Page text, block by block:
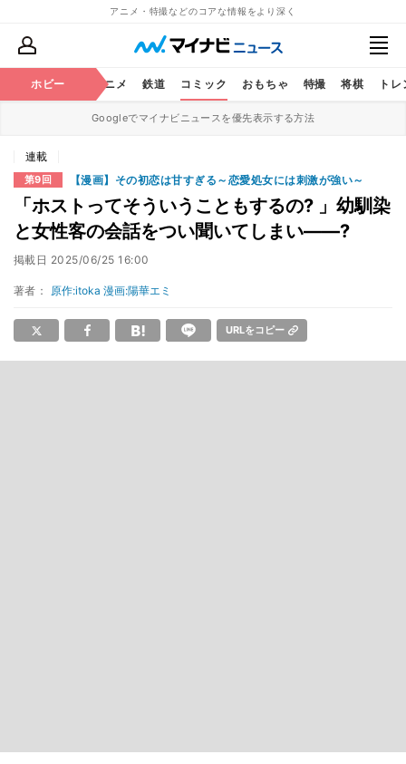
アニメ・特撮などのコアな情報をより深く
ホビー アニメ 鉄道 コミック おもちゃ 特撮 将棋 ト
Googleでマイナビニュースを優先表示する方法
連載
第9回 【漫画】その初恋は甘すぎる～恋愛処女には刺激が強い～
「ホストってそういうこともするの? 」幼馴染
と女性客の会話をつい聞いてしまい――?
掲載日 2025/06/25 16:00
著者： 原作:itoka 漫画:陽華エミ
URLをコピー